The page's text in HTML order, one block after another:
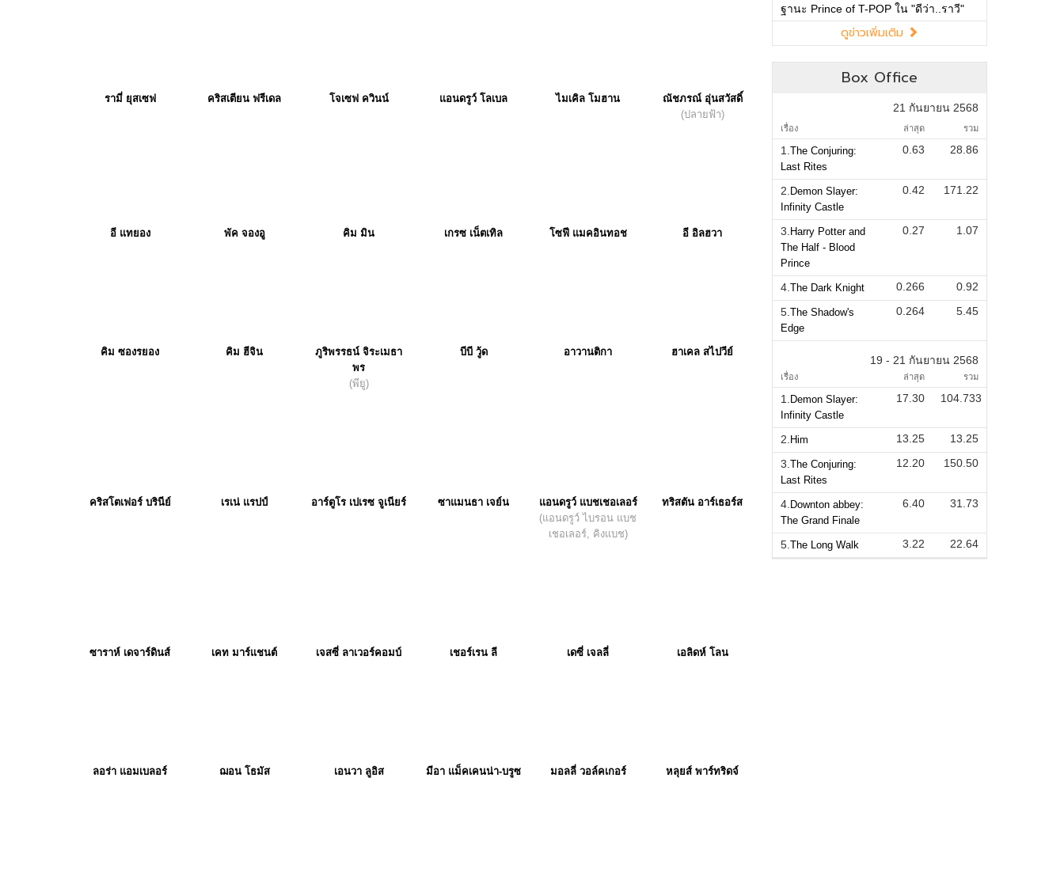
รามี่ ยุสเซฟ คริสเตียน ฟรีเดล โจเซฟ ควินน์ แอนดรูว์ โลเบล ไมเคิล โมฮาน
ณัชภรณ์ อุ่นสวัสดิ์
(ปลายฟ้า)
อี แทยอง พัค จองอู คิม มิน เกรซ เน็ตเทิล โซฟี แมคอินทอช อี อิลฮวา
คิม ซองรยอง คิม ฮีจิน
ภูริพรรธน์ จิระเมธา
พร
(พียู)
บีบี วู้ด อาวานติกา ฮาเคล สไปวีย์
คริสโตเฟอร์ บรินีย์ เรเน่ แรปป์ อาร์ตูโร เปเรซ จูเนียร์ ซาแมนธา เจย์น
แอนดรูว์ แบชเชอเลอร์
(แอนดรูว์ ไบรอน แบช
เชอเลอร์, คิงแบช)
ทริสตัน อาร์เธอร์ส
ซาราห์ เดจาร์ดินส์ เคท มาร์แชนต์ เจสซี่ ลาเวอร์คอมบ์ เชอร์เรน ลี เดซี่ เจลลี่ เอลิดห์ โลน
ลอร่า แอมเบลอร์ ฌอน โธมัส เอนวา ลูอิส มีอา แม็คเคนน่า-บรูซ มอลลี่ วอล์คเกอร์ หลุยส์ พาร์ทริดจ์
ฐานะ Prince of T-POP ใน "ดีว่า..ราวี"
ดูข่าวเพิ่มเติม
Box Office
21 กันยายน 2568
เรื่อง ล่าสุด รวม
1. The Conjuring:
Last Rites
0.63 28.86
2. Demon Slayer:
Infinity Castle
0.42 171.22
3. Harry Potter and
The Half - Blood
Prince
0.27 1.07
4. The Dark Knight 0.266
0.92
5. The Shadow's
Edge
0.264 5.45
19 - 21 กันยายน 2568
เรื่อง ล่าสุด รวม
1. Demon Slayer:
Infinity Castle
17.30 104.733
2. Him 13.25
13.25
3. The Conjuring:
Last Rites
12.20 150.50
4. Downton abbey:
The Grand Finale
6.40 31.73
5. The Long Walk 3.22 22.64